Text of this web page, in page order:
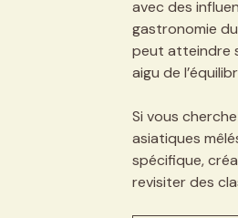
avec des
gastronomie
peut atteindre
aigu de
Si vous
asiatiques
spécifique,
revisiter des